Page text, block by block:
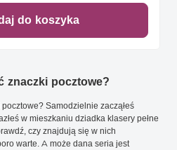
do koszyka
znaczki pocztowe?
Samodzielnie zacząłeś
w mieszkaniu dziadka klasery pełne
czy znajdują się w nich
warte. A może dana seria jest